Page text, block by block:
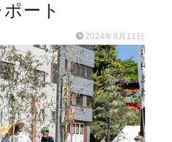
ート
2024年8月11日